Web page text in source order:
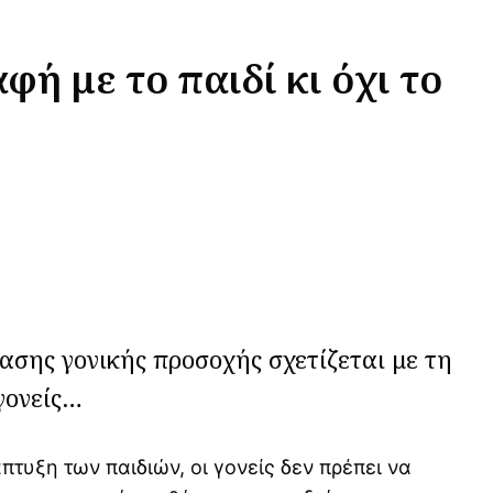
με το παιδί κι όχι το
γονικής προσοχής σχετίζεται με τη
των παιδιών, οι γονείς δεν πρέπει να